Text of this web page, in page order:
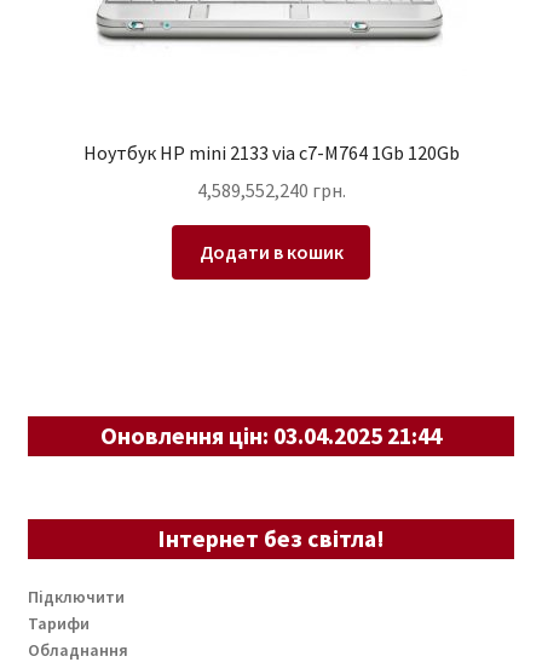
Ноутбук HP mini 2133 via c7-M764 1Gb 120Gb
4,589,552,240 грн.
Додати в кошик
Оновлення цін: 03.04.2025 21:44
Інтернет без світла!
Підключити
Тарифи
Обладнання